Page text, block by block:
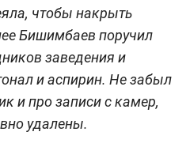
чтобы накрыть
Бишимбаев поручил
заведения и
и аспирин. Не забыл
и про записи с камер,
удалены.